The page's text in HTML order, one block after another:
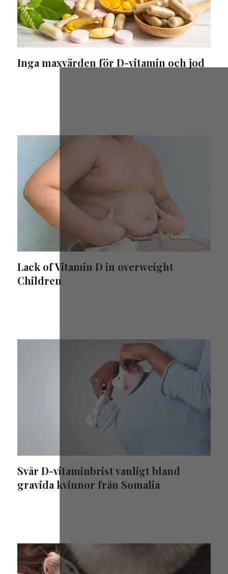
Inga maxvärden för D-vitamin och jod
Lack of Vitamin D in overweight
Children
Svår D-vitaminbrist vanligt bland
gravida kvinnor från Somalia